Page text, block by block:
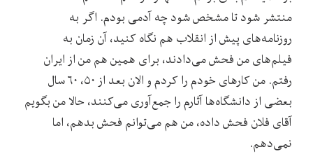
منتشر شود تا مشخص شود چه آدمی بودم. اگر به
روزنامه‌های پیش از انقلاب هم نگاه کنید، آن زمان به
فیلم‌های من فحش می‌دادند، برای همین هم من از ایران
رفتم. من کارهای خودم را کردم و الان بعد از ۵۰، ۶۰ سال
بعضی از دانشگاه‌ها آثارم را جمع‌آوری می‌کنند، حالا من بگویم
آقای فلان فحش داده، من هم می‌توانم فحش بدهم، اما
نمی‌دهم.